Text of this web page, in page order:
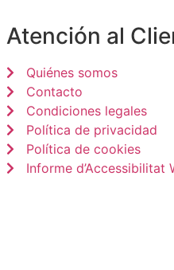
Atención al
Quiénes somos
Contacto
Condiciones legales
Política de privacidad
Política de cookies
Informe d’Accessibilitat